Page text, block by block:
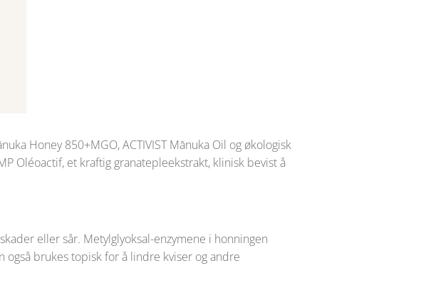
Honey 850+MGO, ACTIVIST Mānuka Oil og økologisk
Oléoactif, et kraftig granatepleekstrakt, klinisk bevist å
eller sår. Metylglyoksal-enzymene i honningen
brukes topisk for å lindre kviser og andre